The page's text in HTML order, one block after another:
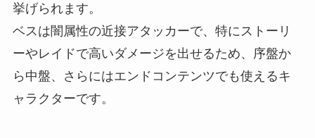
挙げられます。
ベスは闇属性の近接アタッカーで、特にストーリ
ーやレイドで高いダメージを出せるため、序盤か
ら中盤、さらにはエンドコンテンツでも使えるキ
ャラクターです。